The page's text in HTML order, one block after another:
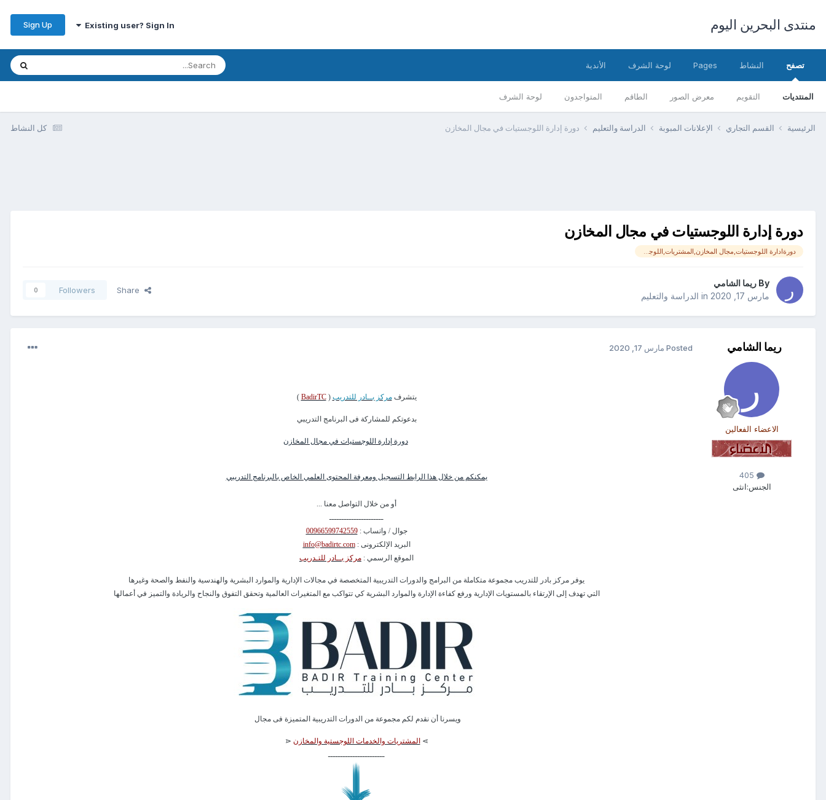
منتدى البحرين اليوم Existing user? Sign In
Sign Up
تصفح
المنتديات التقويم معرض الصور الطاقم المتواجدون لوحة الشرف
النشاط Pages لوحة الشرف الأندية
كل النشاط الرئيسية القسم التجاري الإعلانات المبوبة الدراسة والتعليم دورة إدارة اللوجستيات في مجال المخازن
دورة إدارة اللوجستيات في مجال المخازن
دورةادارة اللوجستيات,مجال المخازن,المشتريات,اللوجستيات
By ريما الشامي
مارس 17, 2020
الدراسة والتعليم
Followers
0
ريما الشامي
الاعضاء الفعالين
الجنس:انثى
Posted مارس 17, 2020
يتشرفمركز بــادر للتدريب (
BadirTC
)
بدعوتكم للمشاركة فى البرنامج التدريبي
دورة إدارة اللوجستيات في مجال المخازن
يمكنكم من خلال هذا الرابط التسجيل ومعرفة المحتوى العلمي الخاص بالبرنامج التدريبي
أو من خلال التواصل معنا ...
ــــــــــــــــــــــ
جوال / واتساب :00966599742559
البريد الإلكترونى :info@badirtc.com
الموقع الرسمي : مركز بــادر للتـدريب
يوفر مركز بادر للتدريب مجموعة متكاملة من البرامج والدورات التدريبية المتخصصة في مجالات الإدارية والموارد البشرية والهندسية والنفط والصحة وغيرها
التي تهدف إلى الإرتقاء بالمستويات الإدارية ورفع كفاءة الإدارة والموارد البشرية كي تتواكب مع المتغيرات العالمية وتحقق التفوق والنجاح والريادة والتميز في أعمالها
ويسرنا أن نقدم لكم مجموعة من الدورات التدريبية المتميزة فى مجال
⋗ المشتريات والخدمات اللوجستية والمخازن ⋖
ـــــــــــــــــــــــ